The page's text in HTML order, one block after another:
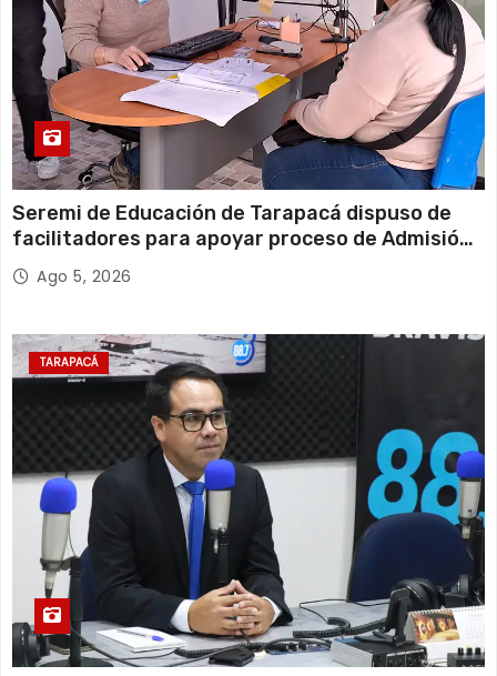
Seremi de Educación de Tarapacá dispuso de
facilitadores para apoyar proceso de Admisión
Escolar 2027
Ago 5, 2026
TARAPACÁ